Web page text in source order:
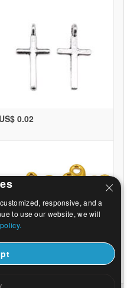
US$ 0.02
0.11
responsive, and a
to use our website, we will